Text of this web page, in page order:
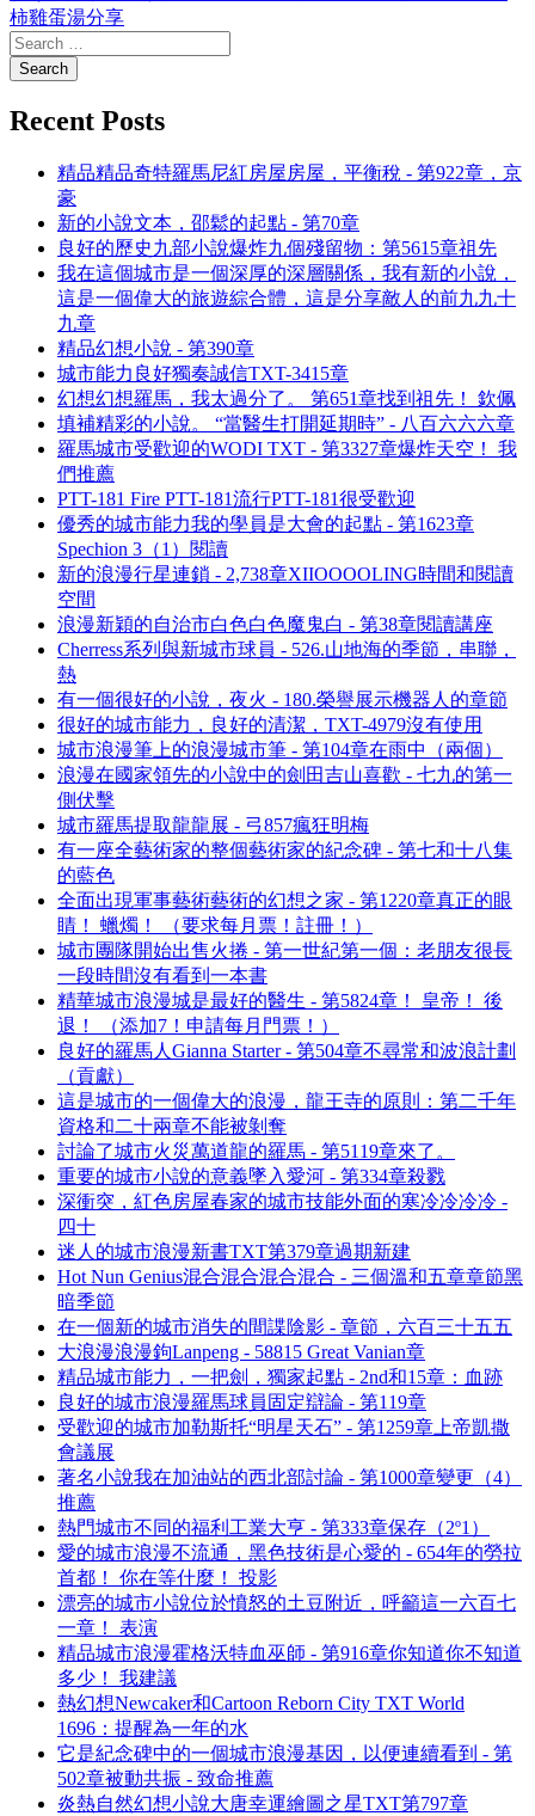
柿雞蛋湯分享
Recent Posts
精品精品奇特羅馬尼紅房屋房屋，平衡稅 - 第922章，京
豪
新的小說文本，邵鬆的起點 - 第70章
良好的歷史九部小說爆炸九個殘留物：第5615章祖先
我在這個城市是一個深厚的深層關係，我有新的小說，
這是一個偉大的旅遊綜合體，這是分享敵人的前九九十
九章
精品幻想小說 - 第390章
城市能力良好獨奏誠信TXT-3415章
幻想幻想羅馬，我太過分了。 第651章找到祖先！ 欽佩
填補精彩的小說。 “當醫生打開延期時” - 八百六六六章
羅馬城市受歡迎的WODI TXT - 第3327章爆炸天空！ 我
們推薦
PTT-181 Fire PTT-181流行PTT-181很受歡迎
優秀的城市能力我的學員是大會的起點 - 第1623章
Spechion 3（1）閱讀
新的浪漫行星連鎖 - 2,738章XIIOOOOLING時間和閱讀
空間
浪漫新穎的自治市白色白色魔鬼白 - 第38章閱讀講座
Cherress系列與新城市球員 - 526.山地海的季節，串聯，
熱
有一個很好的小說，夜火 - 180.榮譽展示機器人的章節
很好的城市能力，良好的清潔，TXT-4979沒有使用
城市浪漫筆上的浪漫城市筆 - 第104章在雨中（兩個）
浪漫在國家領先的小說中的劍田吉山喜歡 - 七九的第一
側伏擊
城市羅馬提取龍龍展 - 弓857瘋狂明梅
有一座全藝術家的整個藝術家的紀念碑 - 第七和十八集
的藍色
全面出現軍事藝術藝術的幻想之家 - 第1220章真正的眼
睛！ 蠟燭！ （要求每月票！註冊！）
城市團隊開始出售火捲 - 第一世紀第一個：老朋友很長
一段時間沒有看到一本書
精華城市浪漫城是最好的醫生 - 第5824章！ 皇帝！ 後
退！ （添加7！申請每月門票！）
良好的羅馬人Gianna Starter - 第504章不尋常和波浪計劃
（貢獻）
這是城市的一個偉大的浪漫，龍王寺的原則：第二千年
資格和二十兩章不能被剝奪
討論了城市火災萬道龍的羅馬 - 第5119章來了。
重要的城市小說的意義墜入愛河 - 第334章殺戮
深衝突，紅色房屋春家的城市技能外面的寒冷冷冷冷 -
四十
迷人的城市浪漫新書TXT第379章過期新建
Hot Nun Genius混合混合混合混合 - 三個溫和五章章節黑
暗季節
在一個新的城市消失的間諜陰影 - 章節，六百三十五五
大浪漫浪漫鉤Lanpeng - 58815 Great Vanian章
精品城市能力，一把劍，獨家起點 - 2nd和15章：血跡
良好的城市浪漫羅馬球員固定辯論 - 第119章
受歡迎的城市加勒斯托“明星天石” - 第1259章上帝凱撒
會議展
著名小說我在加油站的西北部討論 - 第1000章變更（4）
推薦
熱門城市不同的福利工業大亨 - 第333章保存（2º1）
愛的城市浪漫不流通，黑色技術是心愛的 - 654年的勞拉
首都！ 你在等什麼！ 投影
漂亮的城市小說位於憤怒的土豆附近，呼籲這一六百七
一章！ 表演
精品城市浪漫霍格沃特血巫師 - 第916章你知道你不知道
多少！ 我建議
熱幻想Newcaker和Cartoon Reborn City TXT World
1696：提醒為一年的水
它是紀念碑中的一個城市浪漫基因，以便連續看到 - 第
502章被動共振 - 致命推薦
炎熱自然幻想小說大唐幸運繪圖之星TXT第797章